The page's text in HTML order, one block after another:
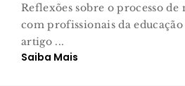
Reflexões sobre o processo
com profissionais da
artigo ...
Saiba Mais